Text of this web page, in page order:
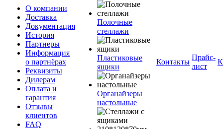
О компании
Доставка
Документация
История
Партнеры
Информация
о партнёрах
Реквизиты
Дилерам
Оплата и
гарантия
Отзывы
клиентов
FAQ
Полочные
стеллажи
Пластиковые
ящики
Органайзеры
настольные
Контакты
Прайс-
лист